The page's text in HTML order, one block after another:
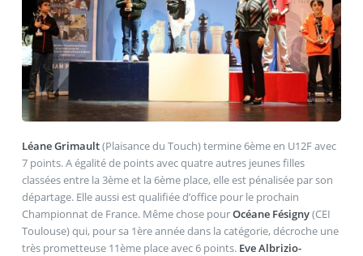
Léane Grimault(Plaisance du Touch) termine 6ème en U12F avec
7 points. A égalité de points avec quatre autres jeunes filles
classées entre la 3ème et la 6ème place, elle est pénalisée par son
départage. Elle aussi est qualifiée d’office pour le prochain
Championnat de France. Même chose pourOcéane Fésigny(CEI
Toulouse) qui, pour sa 1ère année dans la catégorie, décroche une
très prometteuse 11ème place avec 6 points. Eve Albrizio-